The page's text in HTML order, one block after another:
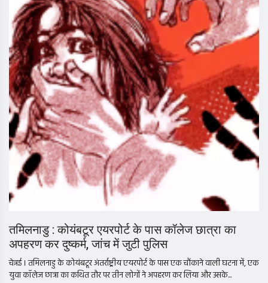
तमिलनाडु : कोयंबटूर एयरपोर्ट के पास कॉलेज छात्रा का
अपहरण कर दुष्कर्म, जांच में जुटी पुलिस
चेन्नई । तमिलनाडु के कोयंबटूर अंतर्राष्ट्रीय एयरपोर्ट के पास एक चौंकाने वाली घटना में, एक
युवा कॉलेज छात्रा का कथित तौर पर तीन लोगों ने अपहरण कर लिया और उसके...